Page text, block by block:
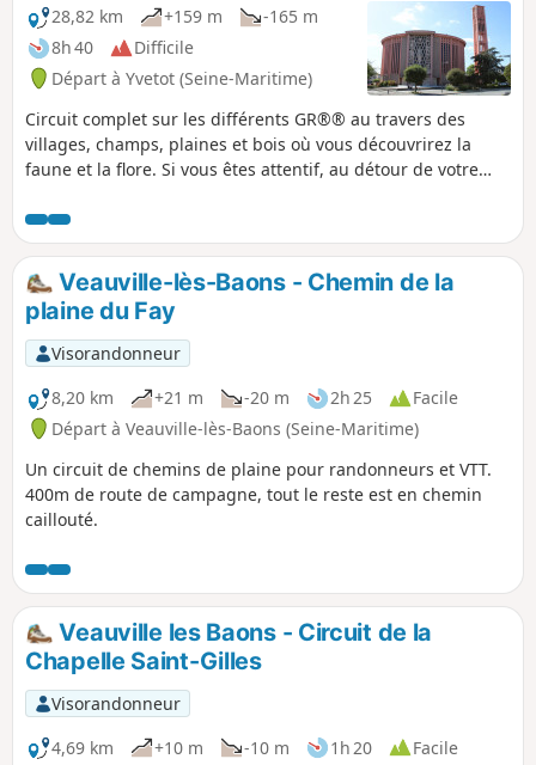
28,82 km
+159 m
-165 m
8h 40
Difficile
Départ à Yvetot (Seine-Maritime)
Circuit complet sur les différents GR®® au travers des
villages, champs, plaines et bois où vous découvrirez la
faune et la flore. Si vous êtes attentif, au détour de votre
lièvres, perdrix et chevreuils.
Veauville-lès-Baons - Chemin de la
plaine du Fay
Visorandonneur
8,20 km
+21 m -20 m 2h 25
Facile
Départ à Veauville-lès-Baons (Seine-Maritime)
Un circuit de chemins de plaine pour randonneurs et VTT.
400m de route de campagne, tout le reste est en chemin
caillouté.
Veauville les Baons - Circuit de la
Chapelle Saint-Gilles
Visorandonneur
4,69 km
+10 m -10 m 1h 20
Facile